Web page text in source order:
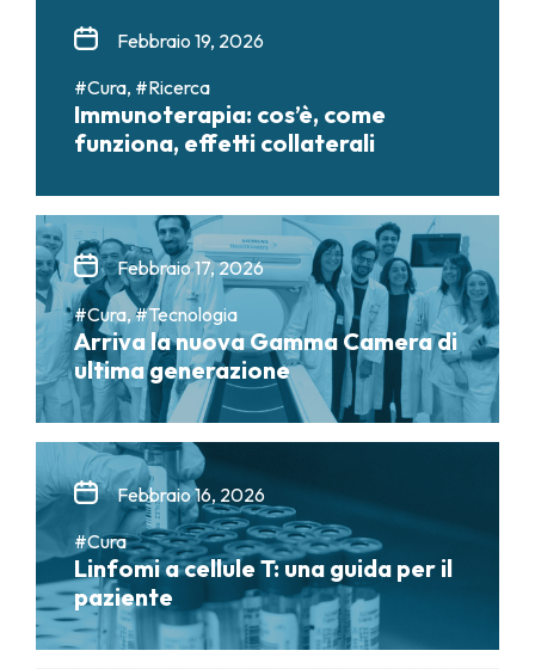
Febbraio 19, 2026
#Cura, #Ricerca
Immunoterapia: cos’è, come
funziona, effetti collaterali
Febbraio 17, 2026
#Cura, #Tecnologia
Arriva la nuova Gamma Camera di
ultima generazione
Febbraio 16, 2026
#Cura
Linfomi a cellule T: una guida per il
paziente